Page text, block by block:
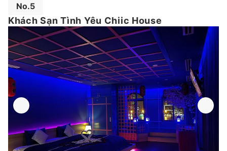
No.5
Khách Sạn Tình Yêu Chiic House